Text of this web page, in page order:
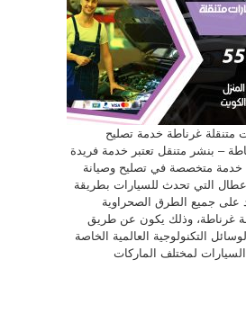
متنقلة غرناطة خدمة تصليح
– بنشر متنقل تعتبر خدمة فريدة
خدمة متخصصة في تصليح وصيانة
التي تحدث للسيارات بطريقة
على جميع الطرق الصحراوية
غرناطة، وذلك يكون عن طريق
التكنولوجية العالمية الخاصة
لمختلف الماركات